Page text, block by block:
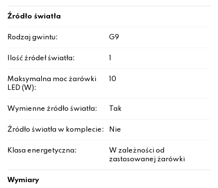
Źródło światła
Rodzaj gwintu: G9
Ilość źródeł światła:
Maksymalna moc żarówki
LED (W):
10
Wymienne źródło światła: Tak
Źródło światła w komplecie: Nie
Klasa energetyczna:
W zależności od
zastosowanej żarówki
Wymiary